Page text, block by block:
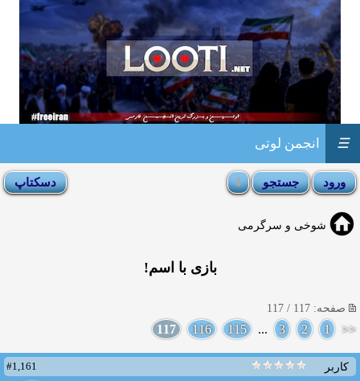
انجمن لوتی ☰
شوخی و سرگرمی
بازی با اسم!
صفحه: 117 / 117
<<
1
2
3
...
115
116
117
کاربر
#1,161